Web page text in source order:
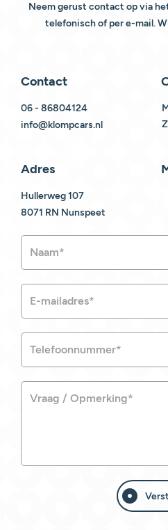
Neem gerust contact op via
telefonisch of per e-mail.
Contact
06 - 86804124
info@klompcars.nl
Adres
Hullerweg 107
8071 RN Nunspeet